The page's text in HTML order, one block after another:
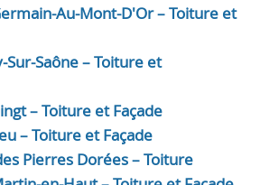
Au-Mont-D'Or – Toiture et
Saône – Toiture et
– Toiture et Façade
– Toiture et Façade
Pierres Dorées – Toiture